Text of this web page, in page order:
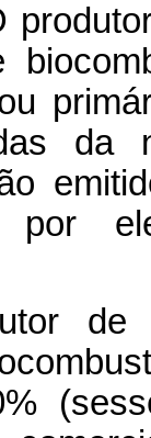
da
por
de